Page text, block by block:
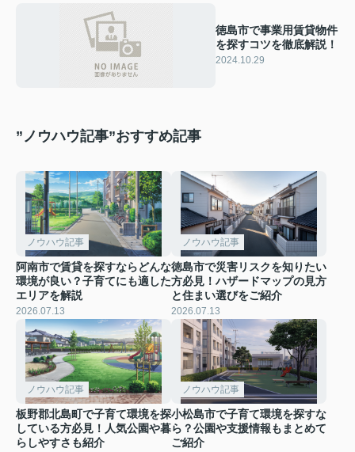
徳島市で事業用賃貸物件
を探すコツを徹底解説！
2024.10.29
”ノウハウ記事”おすすめ記事
ノウハウ記事
阿南市で賃貸を探すならどんな
環境が良い？子育てにも適した
エリアを解説
2026.07.13
ノウハウ記事
徳島市で災害リスクを知りたい
方必見！ハザードマップの見方
と住まい選びをご紹介
2026.07.13
ノウハウ記事
板野郡北島町で子育て環境を探
している方必見！人気公園や暮
らしやすさも紹介
ノウハウ記事
小松島市で子育て環境を探すな
ら？公園や支援情報もまとめて
ご紹介